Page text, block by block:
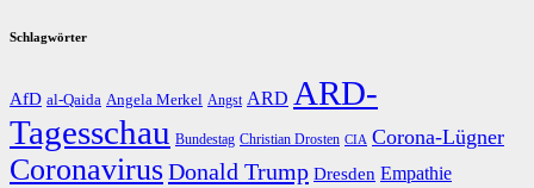
Schlagwörter
AfD al-Qaida Angela Merkel Angst ARD ARD-
Tagesschau Bundestag Christian Drosten CIA Corona-Lügner
CoronavirusDonald Trump Dresden Empathie